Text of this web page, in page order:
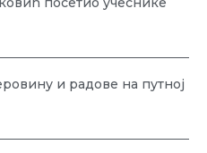
и радове на путној